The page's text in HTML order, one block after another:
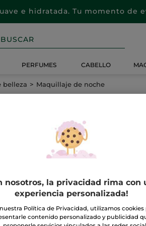
e hidratada. Tu momento de
PERFUMES CABELLO
belleza Maquillaje de noche
nosotros, la privacidad rima con
experiencia personalizada!
Política de Privacidad, utilizamos cookies
contenido personalizado y publicidad